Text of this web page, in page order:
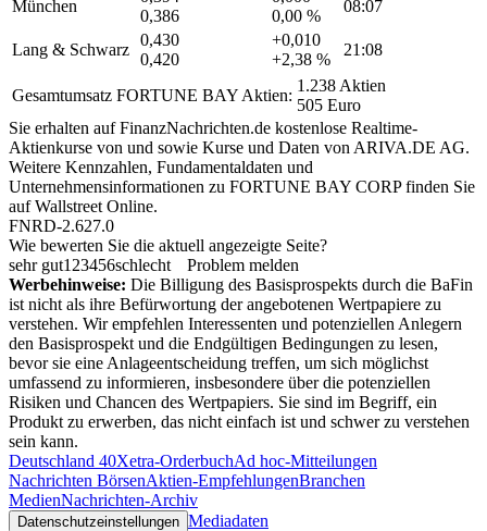
München
0,386
0,00 %
08:07
Lang & Schwarz
0,430
0,420
+0,010
+2,38 %
21:08
Gesamtumsatz FORTUNE BAY Aktien:
1.238 Aktien
505 Euro
Sie erhalten auf FinanzNachrichten.de kostenlose Realtime-
Aktienkurse von und sowie Kurse und Daten von ARIVA.DE AG.
Weitere Kennzahlen, Fundamentaldaten und
Unternehmensinformationen zu FORTUNE BAY CORP finden Sie
aufWallstreet Online.
FNRD-2.627.0
Wie bewerten Sie die aktuell angezeigte Seite?
sehr gut1 23456schlecht
Problem melden
Werbehinweise: Die Billigung des Basisprospekts durch die BaFin
ist nicht als ihre Befürwortung der angebotenen Wertpapiere zu
verstehen. Wir empfehlen Interessenten und potenziellen Anlegern
den Basisprospekt und die Endgültigen Bedingungen zu lesen,
bevor sie eine Anlageentscheidung treffen, um sich möglichst
umfassend zu informieren, insbesondere über die potenziellen
Risiken und Chancen des Wertpapiers. Sie sind im Begriff, ein
Produkt zu erwerben, das nicht einfach ist und schwer zu verstehen
sein kann.
Deutschland 40Xetra-OrderbuchAd hoc-Mitteilungen
Nachrichten BörsenAktien-EmpfehlungenBranchen
MedienNachrichten-Archiv
Datenschutzeinstellungen Mediadaten